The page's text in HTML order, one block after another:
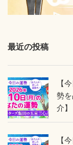
最近の投稿
【
勢
介】
【